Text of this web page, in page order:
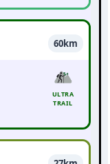
60km
ULTRA
TRAIL